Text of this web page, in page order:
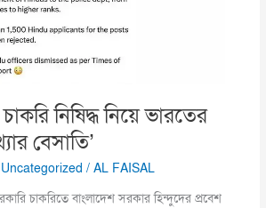
নিষিদ্ধ নিয়ে ভারতের
বেসাতি’
Uncategorized /AL FAISAL
চাকরিতে বাংলাদেশ সরকার হিন্দুদের প্রবেশ